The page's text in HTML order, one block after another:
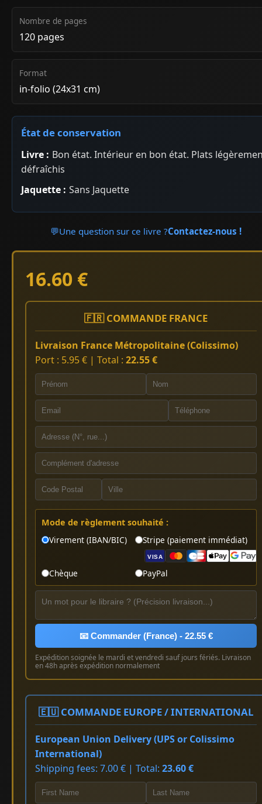
Nombre de pages
120 pages
Format
in-folio (24x31 cm)
État de conservation
Livre : Bon état. Intérieur en bon état. Plats
défraîchis
Jaquette : Sans Jaquette
💬Une question sur ce livre ?Contactez-nous !
16.60 €
🇫🇷 COMMANDE FRANCE
Livraison France Métropolitaine (Colissimo)
Port : 5.95 € | Total : 22.55 €
Mode de règlement souhaité :
Virement (IBAN/BIC)
Stripe (paiement immédiat)
VISA
Chèque PayPal
📧 Commander (France) - 22.55 €
Expédition soignée le mardi et vendredi sauf jours fériés. Livraison
en 48h après expédition normalement
🇪🇺 COMMANDE EUROPE / INTERNATIONAL
European Union Delivery (UPS or Colissimo
International)
Shipping fees: 7.00 € | Total: 23.60 €